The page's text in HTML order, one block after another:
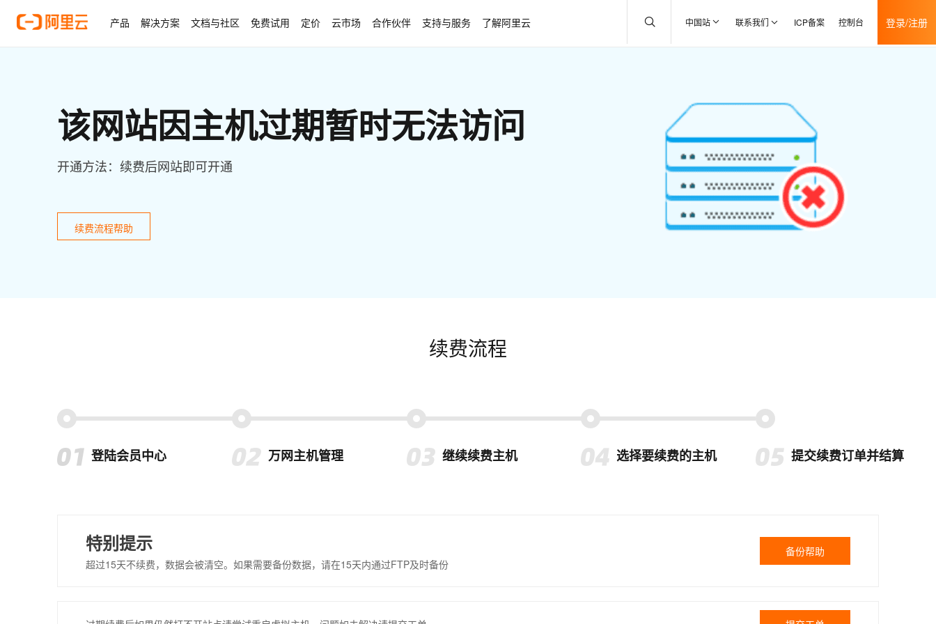
产品 解决方案 文档与社区 免费试用 定价 云市场 合作伙伴 支持与服务 了解阿里云 中国站 联系我们 ICP备案 控制台 登录/注册
该网站因主机过期暂时无法访问
开通方法：续费后网站即可开通
续费流程帮助
续费流程
登陆会员中心 万网主机管理 继续续费主机 选择要续费的主机 提交续费订单并结算
特别提示
超过15天不续费，数据会被清空。如果需要备份数据，请在15天内通过FTP及时备份
备份帮助